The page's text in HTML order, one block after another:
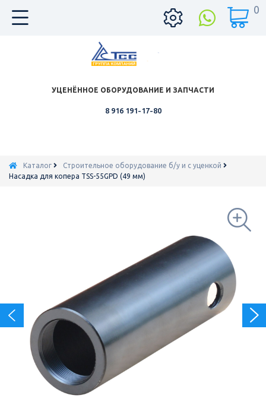
УЦЕНЁННОЕ ОБОРУДОВАНИЕ И ЗАПЧАСТИ
0
8 916 191-17-80
Каталог
Строительное оборудование б/у и с уценкой
Насадка для копера TSS-55GPD (49 мм)